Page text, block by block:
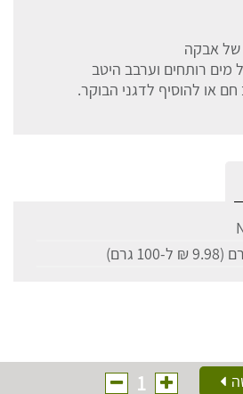
או להוסיף לדגני הבוקר.
1